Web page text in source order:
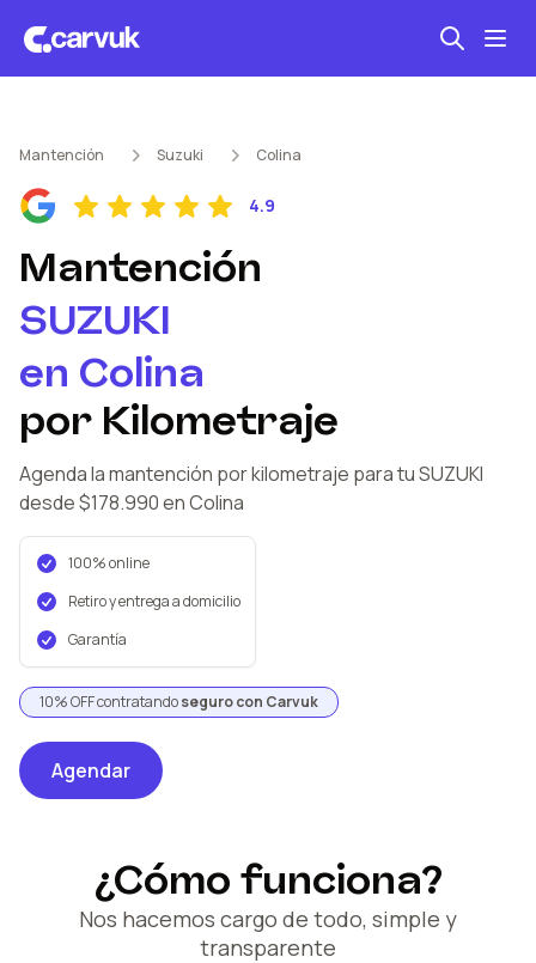
Mantención kilometraje
Revisión técnica
Mantención Suzuki Colina
4.9
Mantención
SUZUKI
en Colina
por Kilometraje
Agenda la mantención por kilometraje para tu SUZUKI
desde $178.990en Colina
100% online
Retiro y entrega a domicilio
Garantía
10% OFF contratandoseguro con Carvuk
Agendar
¿Cómo funciona?
Nos hacemos cargo de todo, simple y
transparente